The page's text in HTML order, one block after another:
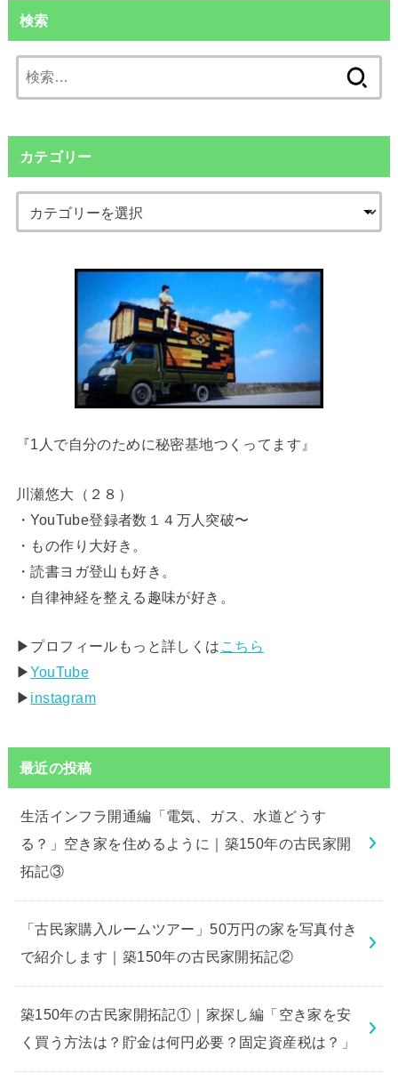
検索
索:
カテゴリー
『1人で自分のために秘密基地つくってます』
川瀬悠大（２８）
・YouTube登録者数１４万人突破〜
・もの作り大好き。
・読書ヨガ登山も好き。
・自律神経を整える趣味が好き。
▶︎プロフィールもっと詳しくは こちら
▶︎YouTube
▶︎ instagram
最近の投稿
生活インフラ開通編「電気、ガス、水道どうす
る？」空き家を住めるように｜築150年の古民家開
拓記③
「古民家購入ルームツアー」50万円の家を写真付き
で紹介します｜築150年の古民家開拓記②
築150年の古民家開拓記①｜家探し編「空き家を安
く買う方法は？貯金は何円必要？固定資産税は？」